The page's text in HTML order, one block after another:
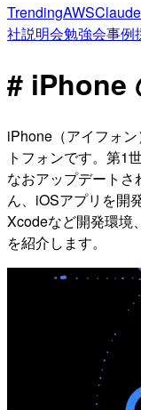
TrendingAWSClaude
社説明会勉強会事例
# iPhone
iPhone（アイフォ
トフォンです。第1
なおアップデート
ん、iOSアプリを開
Xcodeなど開発環境
を紹介します。